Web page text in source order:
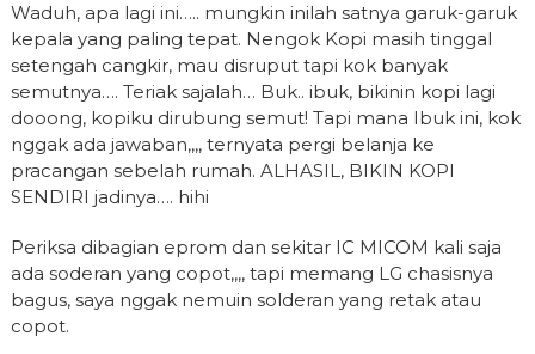
Waduh, apa lagi ini….. mungkin inilah satnya garuk-garuk
kepala yang paling tepat. Nengok Kopi masih tinggal
setengah cangkir, mau disruput tapi kok banyak
semutnya…. Teriak sajalah… Buk.. ibuk, bikinin kopi lagi
dooong, kopiku dirubung semut! Tapi mana Ibuk ini, kok
nggak ada jawaban,,,, ternyata pergi belanja ke
pracangan sebelah rumah. ALHASIL, BIKIN KOPI
SENDIRI jadinya…. hihi
Periksa dibagian eprom dan sekitar IC MICOM kali saja
ada soderan yang copot,,,, tapi memang LG chasisnya
bagus, saya nggak nemuin solderan yang retak atau
copot.